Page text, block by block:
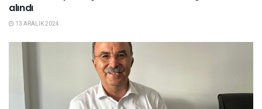
alındı
13 ARALIK 2024